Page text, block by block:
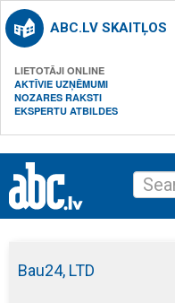
ABC.LV SKAITĻOS
LIETOTĀJI ONLINE
AKTĪVIE UZŅĒMUMI
NOZARES RAKSTI
EKSPERTU ATBILDES
Bau24, LTD